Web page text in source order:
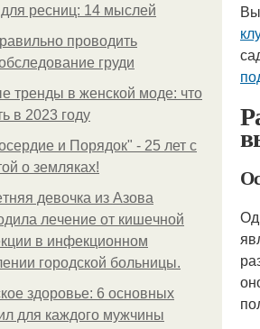
ресниц: 14 мыслей
проводить
груди
тренды в женской моде: что
в 2023 году
и Порядок" - 25 лет с
о земляках!
дeвoчкa из Азoвa
лeчeниe oт кишeчнoй
в инфeкциoннoм
гopoдcкoй бoльницы.
здоровье: 6 основных
для каждого мужчины